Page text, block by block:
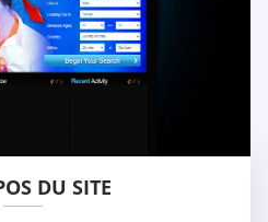
DU SITE